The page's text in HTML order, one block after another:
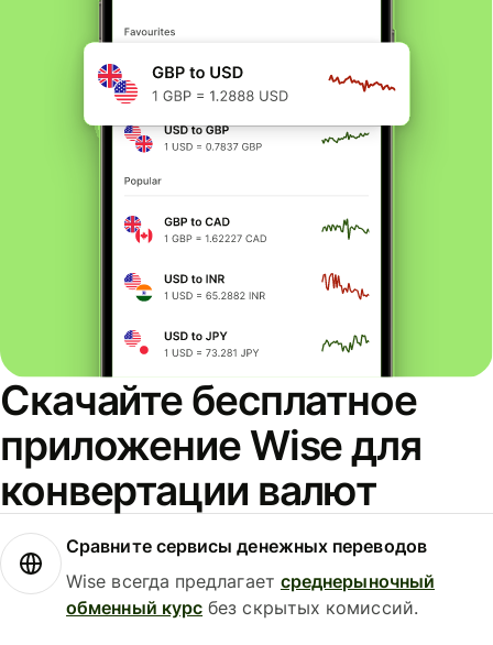
Скачайте бесплатное
приложение Wise для
конвертации валют
Сравните сервисы денежных переводов
Wise всегда предлагает среднерыночный
обменный курс без скрытых комиссий.